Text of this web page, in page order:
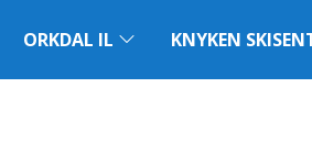
ORKDAL IL KNYKEN